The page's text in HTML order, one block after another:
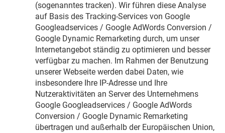
(sogenanntes tracken). Wir führen diese Analyse
auf Basis des Tracking-Services von Google
Googleadservices / Google AdWords Conversion /
Google Dynamic Remarketing durch, um unser
Internetangebot ständig zu optimieren und besser
verfügbar zu machen. Im Rahmen der Benutzung
unserer Webseite werden dabei Daten, wie
insbesondere Ihre IP-Adresse und Ihre
Nutzeraktivitäten an Server des Unternehmens
Google Googleadservices / Google AdWords
Conversion / Google Dynamic Remarketing
übertragen und außerhalb der Europäischen Union,